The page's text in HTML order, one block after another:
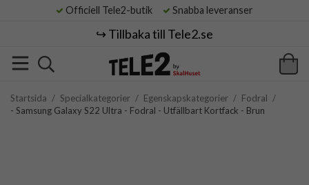
Officiell Tele2-butik Snabba leveranser
↪️ Tillbaka till Tele2.se
Startsida / Specialkategorier / Egenskapskategorier / Fodral /
- Samsung Galaxy S22 Ultra - Fodral - Utfällbart Kortfack - Brun